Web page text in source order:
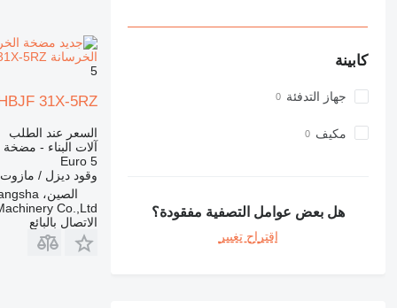
CB
D series
كابينة
جهاز التدفئة
مكيف
هل بعض عوامل التصفية مفقودة؟
اقتراح تغيير
الخرسانة Zoomlion pump new 31m ZLJ5200THBJF 31X-5RZ
5
31X-5RZ
السعر عند الطلب
آلات البناء - مضخة
Euro 5
وقود ديزل / مازوت
الصين، Changsha
Co.,Ltd
الاتصال بالبائع